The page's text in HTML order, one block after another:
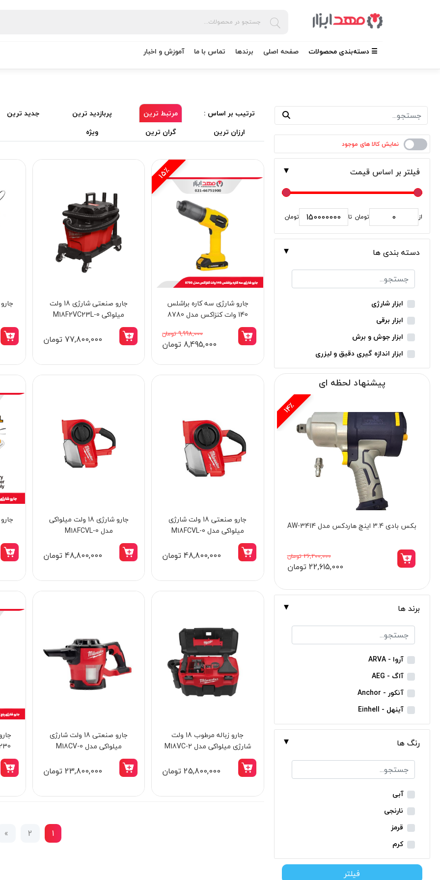
☰ دسته‌بندی محصولات صفحه اصلی برندها تماس با ما آموزش و اخبار
فیلتر بر اساس قیمت
از تومان تا تومان
دسته بندی ها
ابزار شارژی
ابزار برقی
ابزار جوش و برش
ابزار اندازه گیری دقیق و لیزری
ابزار باغبانی
ابزار نجاری
ابزار جانبی
بدون دسته‌بندی
برندها
ابزار خانگی
ابزار تراشکاری
الکترونیک و روشنایی
ابزار ساختمانی
علف زن نووا
علف زن کنزاکس
بلک اسمیث-black smith
جک بطری بادی بیگ رد
دریل شارژی
پیچ گوشتی شارژی
مینی فرز شارژی
بکس شارژی
دریل نمونه برداری
بتن کن شارژی
جارو شارژی
میخکوب شارژی
فرز شارژی
کاپشن شارژی
پیشنهاد لحظه ای
15٪
شمشاد زن برقی دسته گردان 600 وات
16,598,000 تومان
14,105,000 تومان
اور فرز نجاری دو کاره 710 وات کنزاکس مدل
14,998,000 تومان
برند ها
آروا - ARVA
آاگ - AEG
آنکور - Anchor
آینهل - Einhell
ان ای سی - NEC
ایران ترانس - Iran Trans
بوش - Bosch
توسن - Tosan
جنیوس - Genius
دیوالت - Dewalt
رونیکس - Ronix
ماکیتا - Makita
متابو - Metabo
رنگ ها
آبی
نارنجی
قرمز
کرم
سبز
فیلتر
ترتیب بر اساس : مرتبط ترین پربازدید ترین جدید ترین
ارزان ترین
گران ترین ویژه
15٪
جارو شارژی سه کاره براشلس
140 وات کنزاکس مدل 8780
9,998,000 تومان
8,495,000 تومان
جارو صنعتی شارژی 18 ولت
میلواکی M18F2VC23L-0
77,800,000 تومان
جارو صنعتی 18 ولت شارژی
میلواکی مدل M18FCVL-0
48,800,000 تومان
جارو شارژی 18 ولت میلواکی
مدل M18FCVL-0
48,800,000 تومان
جارو زباله مرطوب 18 ولت
شارژی میلواکی مدل M18VC-2
25,800,000 تومان
جارو صنعتی 18 ولت شارژی
میلواکی مدل M18CV-0
23,800,000 تومان
230 وات کنزاکس
1
2
»